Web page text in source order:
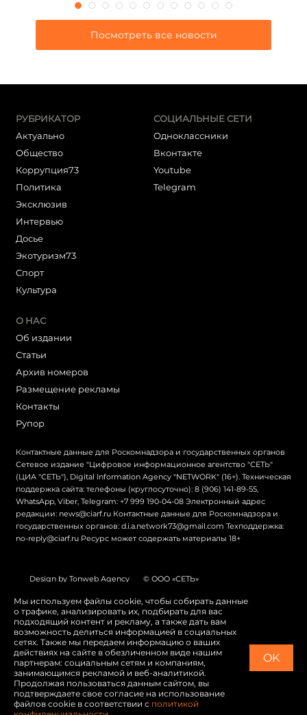
Посмотреть все новости
РУБРИКАТОР
Актуально
Общество
Коррупция73
Политика
Эксклюзив
Интервью
Досье
Экотуризм73
Cпорт
Культура
СОЦИАЛЬНЫЕ СЕТИ
Одноклассники
Вконтакте
Youtube
Telegram
О НАС
Об издании
Статьи
Архив номеров
Размещение рекламы
Контакты
Рупор
Контактные данные для Роскомнадзора и государственных органов
Сетевое издание "Цифровое информационное агентство "СЕТЬ"
(ЦИА "СЕТЬ"), Digital Information Agency "NETWORK" (16+). Техническая
поддержка сайта: телефоны (круглосуточно): 8 (906) 141-89-55,
WhatsApp, Viber, Telegram: +7 999 190-04-08 Электронный адрес
редакции: news@ciarf.ru Контактные данные для Роскомнадзора и
государственных органов: d.i.a.network73@gmail.com Техподдержка:
no-reply@ciarf.ru Ресурс может содержать материалы 18+
Design by Tonweb Agency © ООО «СЕТЬ»
Политика конфиденциальности Карта сайта
Switch to English
Мы используем файлы cookie, чтобы собирать данные
о трафике, анализировать их, подбирать для вас
подходящий контент и рекламу, а также дать вам
возможность делиться информацией в социальных
сетях. Также мы передаем информацию о ваших
действиях на сайте в обезличенном виде нашим
партнерам: социальным сетям и компаниям,
занимающимся рекламой и веб-аналитикой.
Продолжая пользоваться данным сайтом, вы
подтверждаете свое согласие на использование
файлов cookie в соответствии с политикой
OK